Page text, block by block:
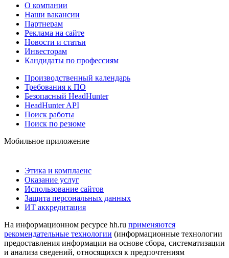
О компании
Наши вакансии
Партнерам
Реклама на сайте
Новости и статьи
Инвесторам
Кандидаты по профессиям
Производственный календарь
Требования к ПО
Безопасный HeadHunter
HeadHunter API
Поиск работы
Поиск по резюме
Мобильное приложение
Этика и комплаенс
Оказание услуг
Использование сайтов
Защита персональных данных
ИТ аккредитация
На информационном ресурсе hh.ru применяются
рекомендательные технологии (информационные технологии
предоставления информации на основе сбора, систематизации
и анализа сведений, относящихся к предпочтениям